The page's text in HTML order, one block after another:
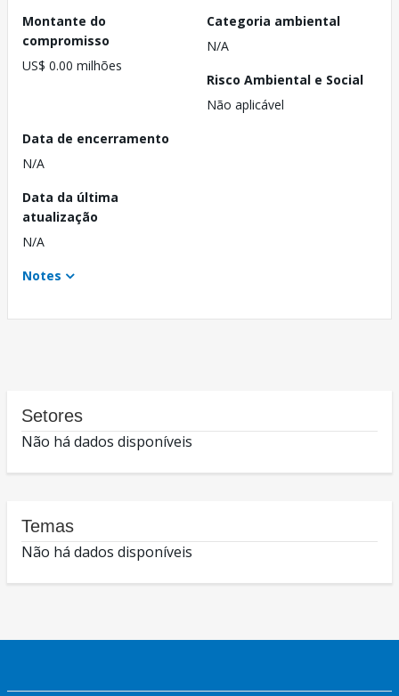
Montante do
compromisso
US$ 0.00 milhões
Categoria ambiental
N/A
Risco Ambiental e Social
Não aplicável
Data de encerramento
N/A
Data da última
atualização
N/A
Notes
Setores
Não há dados disponíveis
Temas
Não há dados disponíveis